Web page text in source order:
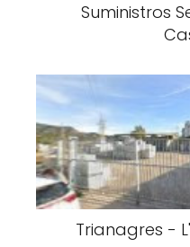
Suministros
Trianagres -